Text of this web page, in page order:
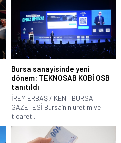
Bursa sanayisinde yeni
dönem: TEKNOSAB KOBİ OSB
tanıtıldı
İREM ERBAŞ / KENT BURSA
GAZETESİ Bursa’nın üretim ve
ticaret...